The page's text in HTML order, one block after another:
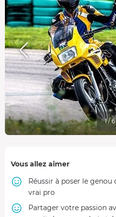
1 / 6
Vous allez aimer
Réussir à poser le
vrai pro
Partager votre passion